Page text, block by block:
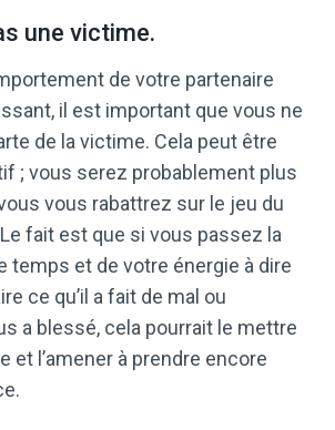
une victime.
de votre partenaire
il est important que vous ne
de la victime. Cela peut être
; vous serez probablement plus
vous rabattrez sur le jeu du
fait est que si vous passez la
temps et de votre énergie à dire
ce qu’il a fait de mal ou
a blessé, cela pourrait le mettre
et l’amener à prendre encore